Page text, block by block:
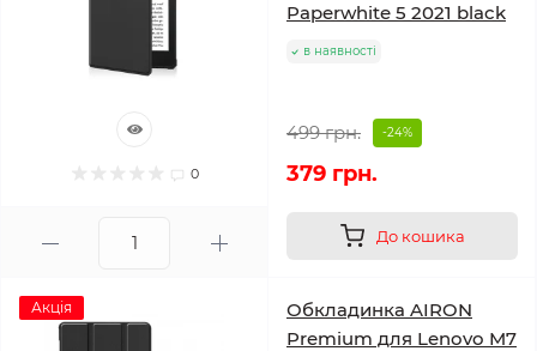
0
Paperwhite 5 2021 black
в наявності
499 грн. -24%
379 грн.
До кошика
Акція
Обкладинка AIRON
Premium для Lenovo M7